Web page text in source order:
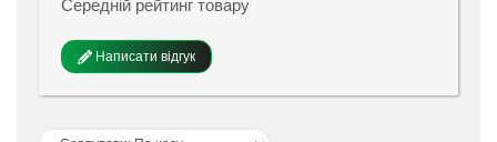
Середній рейтинг товару
Написати відгук